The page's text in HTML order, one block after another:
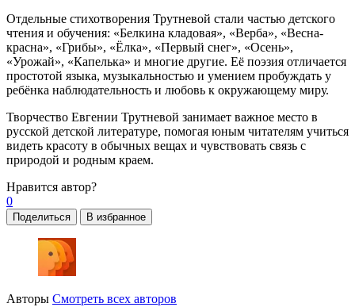
Отдельные стихотворения Трутневой стали частью детского
чтения и обучения: «Белкина кладовая», «Верба», «Весна-
красна», «Грибы», «Ёлка», «Первый снег», «Осень»,
«Урожай», «Капелька» и многие другие. Её поэзия отличается
простотой языка, музыкальностью и умением пробуждать у
ребёнка наблюдательность и любовь к окружающему миру.
Творчество Евгении Трутневой занимает важное место в
русской детской литературе, помогая юным читателям учиться
видеть красоту в обычных вещах и чувствовать связь с
природой и родным краем.
Нравится автор?
0
Поделиться В избранное
Авторы Смотреть всех авторов